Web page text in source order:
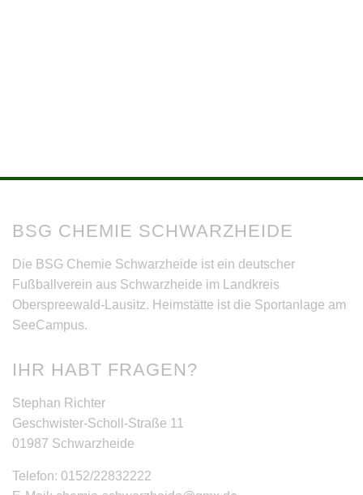
BSG CHEMIE SCHWARZHEIDE
Die BSG Chemie Schwarzheide ist ein deutscher
Fußballverein aus Schwarzheide im Landkreis
Oberspreewald-Lausitz. Heimstätte ist die Sportanlage am
SeeCampus.
IHR HABT FRAGEN?
Stephan Richter
Geschwister-Scholl-Straße 11
01987 Schwarzheide
Telefon: 0152/22832222